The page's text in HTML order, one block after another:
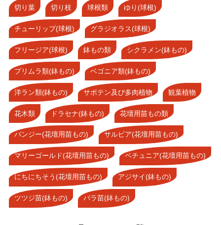
切り葉 切り枝 球根類 ゆり(球根)
チューリップ(球根) グラジオラス(球根)
フリージア(球根) 鉢もの類 シクラメン(鉢もの)
プリムラ類(鉢もの) ベゴニア類(鉢もの)
洋ラン類(鉢もの) サボテン及び多肉植物 観葉植物
花木類 ドラセナ(鉢もの) 花壇用苗もの類
パンジー(花壇用苗もの) サルビア(花壇用苗もの)
マリーゴールド(花壇用苗もの) ペチュニア(花壇用苗もの)
にちにちそう(花壇用苗もの) アジサイ(鉢もの)
ツツジ苗(鉢もの) バラ苗(鉢もの)